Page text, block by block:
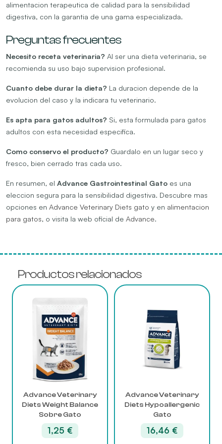
alimentacion terapeutica de calidad para la sensibilidad
digestiva, con la garantia de una gama especializada.
Preguntas frecuentes
Necesito receta veterinaria? Al ser una dieta veterinaria, se
recomienda su uso bajo supervision profesional.
Cuanto debe durar la dieta? La duracion depende de la
evolucion del caso y la indicara tu veterinario.
Es apta para gatos adultos? Si, esta formulada para gatos
adultos con esta necesidad especifica.
Como conservo el producto? Guardalo en un lugar seco y
fresco, bien cerrado tras cada uso.
En resumen, el Advance Gastrointestinal Gato es una
eleccion segura para la sensibilidad digestiva. Descubre mas
opciones en Advance Veterinary Diets gato y en alimentacion
para gatos, o visita la web oficial de Advance.
Productos relacionados
Advance Veterinary
Diets Weight Balance
Sobre Gato
1,25 €
Advance Veterinary
Diets Hypoallergenic
Gato
16,46 €